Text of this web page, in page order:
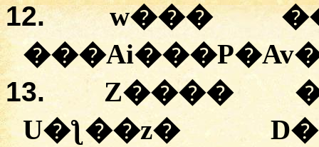
12.
w����
�
13.
Z����
U�ƪ��z�